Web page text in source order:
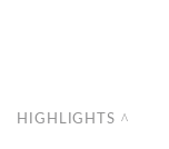
HIGHLIGHTS